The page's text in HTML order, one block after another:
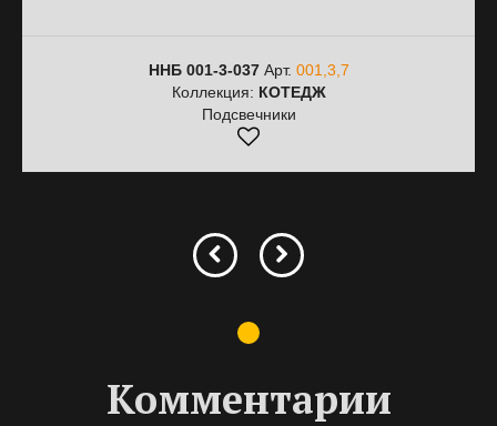
ННБ 001-3-037Арт. 001,3,7
Коллекция: КОТЕДЖ
Подсвечники
Комментарии